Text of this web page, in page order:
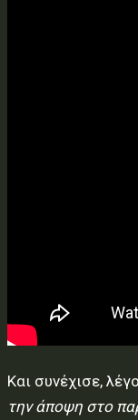
Και συνέχισε,
την άποψη στο